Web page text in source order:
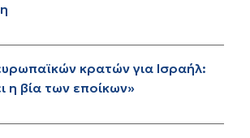
κρατών για Ισραήλ:
η βία των εποίκων»